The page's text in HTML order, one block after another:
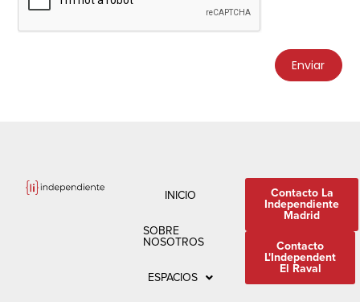
Enviar
INICIO
SOBRE
NOSOTROS
ESPACIOS
Contacto La
Independiente
Madrid
Contacto
L'Independent
El Raval